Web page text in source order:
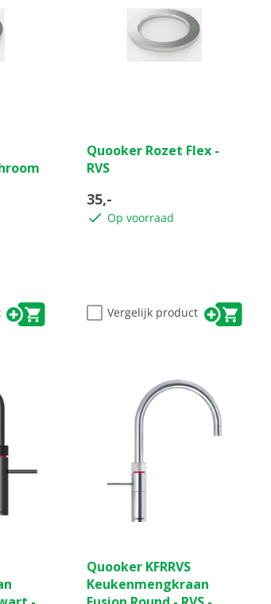
van
de
sterren.
Quooker Rozet Flex -
RVS
35,-
Op voorraad
Vergelijk product
van
de
Quooker KFRRVS
Keukenmengkraan